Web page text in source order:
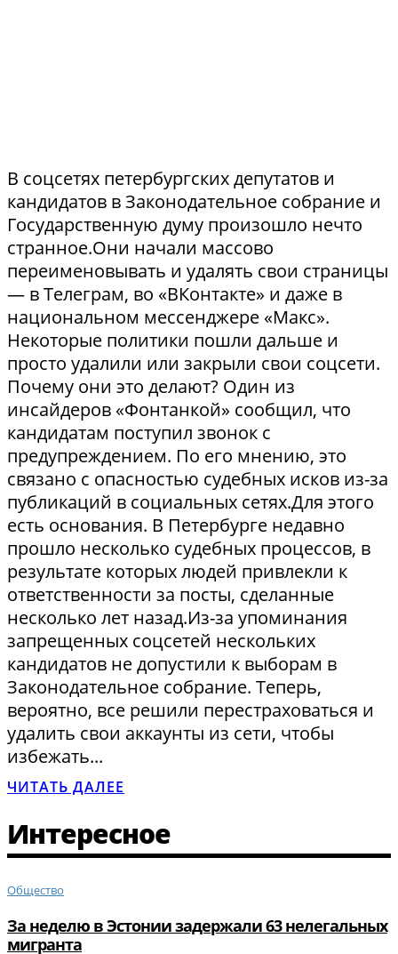
В соцсетях петербургских депутатов и
кандидатов в Законодательное собрание и
Государственную думу произошло нечто
странное.Они начали массово
переименовывать и удалять свои страницы
— в Телеграм, во «ВКонтакте» и даже в
национальном мессенджере «Макс».
Некоторые политики пошли дальше и
просто удалили или закрыли свои соцсети.
Почему они это делают? Один из
инсайдеров «Фонтанкой» сообщил, что
кандидатам поступил звонок с
предупреждением. По его мнению, это
связано с опасностью судебных исков из-за
публикаций в социальных сетях.Для этого
есть основания. В Петербурге недавно
прошло несколько судебных процессов, в
результате которых людей привлекли к
ответственности за посты, сделанные
несколько лет назад.Из-за упоминания
запрещенных соцсетей нескольких
кандидатов не допустили к выборам в
Законодательное собрание. Теперь,
вероятно, все решили перестраховаться и
удалить свои аккаунты из сети, чтобы
избежать...
ЧИТАТЬ ДАЛЕЕ
Интересное
Общество
За неделю в Эстонии задержали 63 нелегальных
мигранта